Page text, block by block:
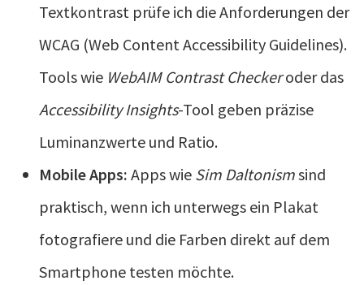
Textkontrast prüfe ich die Anforderungen der
WCAG (Web Content Accessibility Guidelines).
Tools wie WebAIM Contrast Checkeroder das
Accessibility Insights-Tool geben präzise
Luminanzwerte und Ratio.
Mobile Apps: Apps wie Sim Daltonismsind
praktisch, wenn ich unterwegs ein Plakat
fotografiere und die Farben direkt auf dem
Smartphone testen möchte.